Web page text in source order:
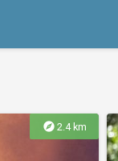
explore 2.4 km